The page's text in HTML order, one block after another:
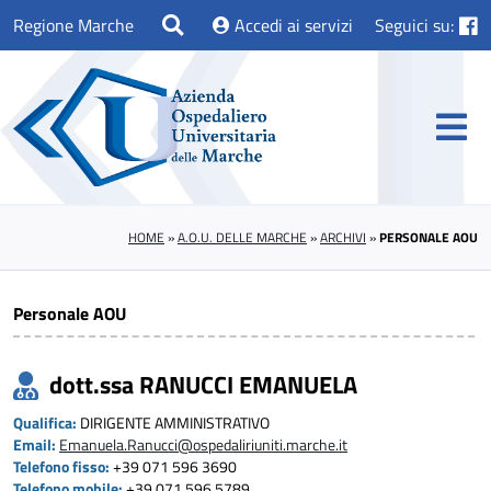
Regione Marche Accedi ai servizi Seguici su:
HOME »A.O.U. DELLE MARCHE »ARCHIVI »PERSONALE AOU
Personale AOU
dott.ssa RANUCCI EMANUELA
Qualifica: DIRIGENTE AMMINISTRATIVO
Email: Emanuela.Ranucci@ospedaliriuniti.marche.it
Telefono fisso: +39 071 596 3690